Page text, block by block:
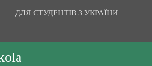
ДЛЯ СТУДЕНТІВ З УКРАЇНИ